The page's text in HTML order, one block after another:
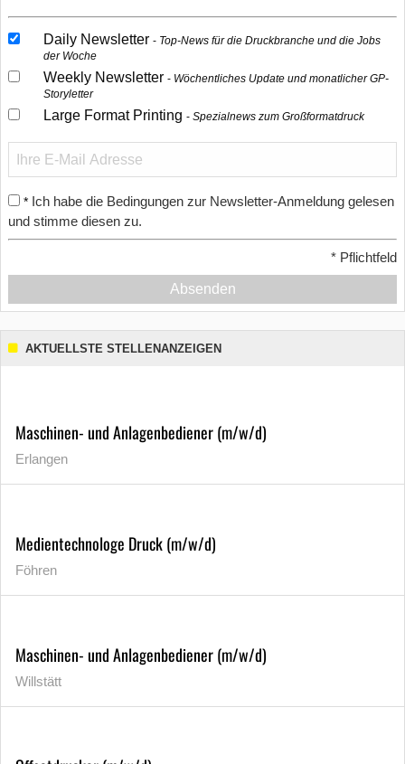
Daily Newsletter
Top-News für die Druckbranche und die Jobs
der Woche
Weekly Newsletter
Wöchentliches Update und monatlicher GP-
Storyletter
Large Format Printing Spezialnews zum Großformatdruck
* Ich habe die Bedingungen zur Newsletter-Anmeldung gelesen
und stimme diesen zu.
* Pflichtfeld
Absenden
AKTUELLSTE STELLENANZEIGEN
Maschinen- und Anlagenbediener (m/w/d)
Erlangen
Medientechnologe Druck (m/w/d)
Föhren
Maschinen- und Anlagenbediener (m/w/d)
Willstätt